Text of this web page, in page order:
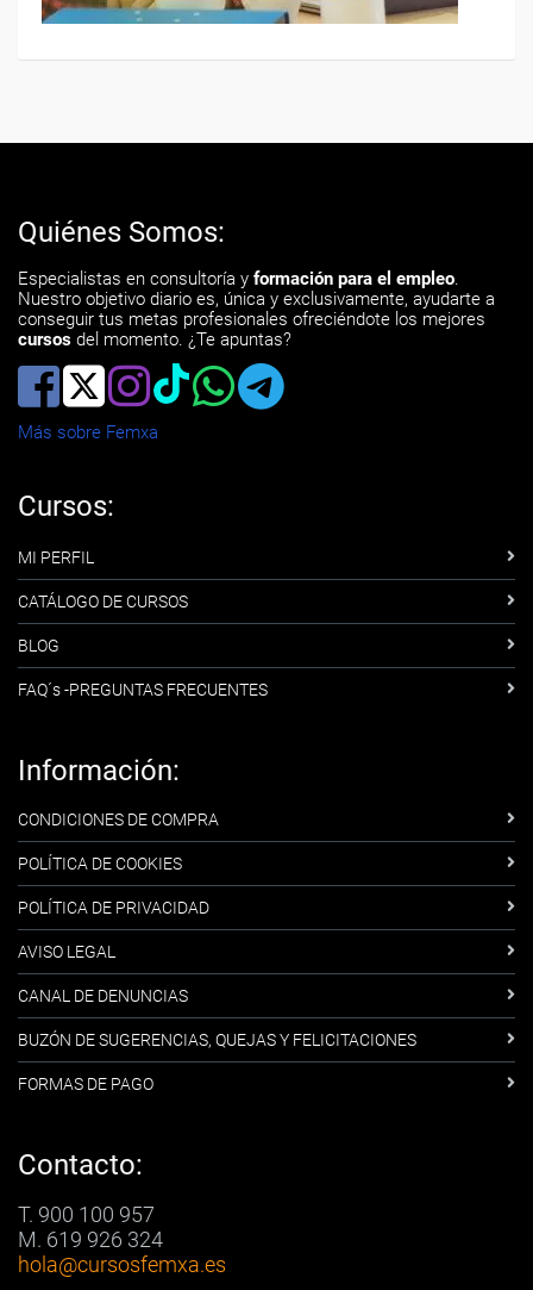
Quiénes Somos:
Especialistas en consultoría y formación para el empleo.
Nuestro objetivo diario es, única y exclusivamente, ayudarte a
conseguir tus metas profesionales ofreciéndote los mejores
cursos del momento. ¿Te apuntas?
Más sobre Femxa
Cursos:
MI PERFIL
CATÁLOGO DE CURSOS
BLOG
FAQ´s -PREGUNTAS FRECUENTES
Información:
CONDICIONES DE COMPRA
POLÍTICA DE COOKIES
POLÍTICA DE PRIVACIDAD
AVISO LEGAL
CANAL DE DENUNCIAS
BUZÓN DE SUGERENCIAS, QUEJAS Y FELICITACIONES
FORMAS DE PAGO
Contacto:
T. 900 100 957
M. 619 926 324
hola@cursosfemxa.es